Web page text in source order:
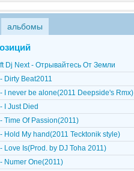
альбомы
Dj Next - Отрывайтесь От Земли
Dirty Beat2011
I never be alone(2011 Deepside's Rmx)
I Just Died
Time Of Passion(2011)
Hold My hand(2011 Tecktonik style)
Love Is(Prod. by DJ Toha 2011)
Numer One(2011)